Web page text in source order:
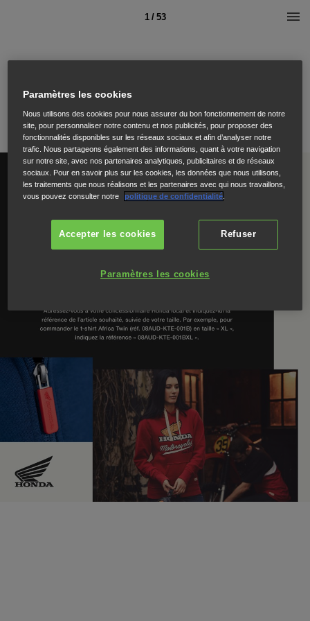
1 / 53
Paramètres les cookies
Nous utilisons des cookies pour nous assurer du bon fonctionnement de notre
site, pour personnaliser notre contenu et nos publicités, pour proposer des
fonctionnalités disponibles sur les réseaux sociaux et afin d’analyser notre
trafic. Nous partageons également des informations, quant à votre navigation
sur notre site, avec nos partenaires analytiques, publicitaires et de réseaux
sociaux. Pour en savoir plus sur les cookies, les données que nous utilisons,
les traitements que nous réalisons et les partenaires avec qui nous travaillons,
vous pouvez consulter notre
politique de confidentialité.
Refuser
Accepter les cookies
Paramètres les cookies